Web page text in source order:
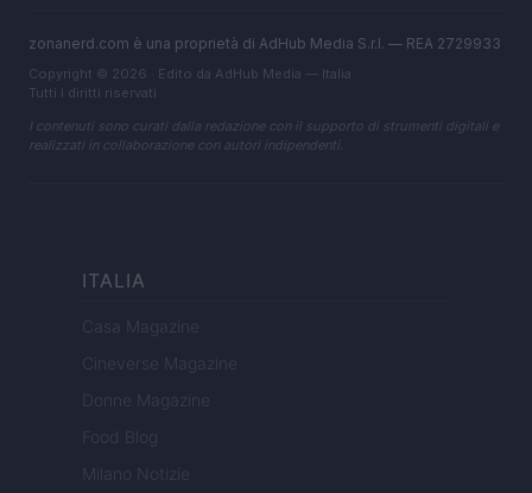
zonanerd.com è una proprietà di AdHub Media S.r.l. — REA 2729933
Copyright © 2026 · Edito da AdHub Media — Italia
Tutti i diritti riservati
I contenuti sono curati dalla redazione con il supporto di strumenti digitali e
realizzati in collaborazione con autori indipendenti.
ITALIA
Casa Magazine
Cineverse Magazine
Donne Magazine
Food Blog
Milano Notizie